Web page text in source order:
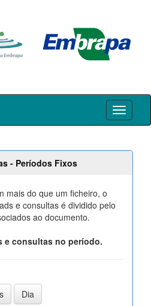
- Períodos Fixos
mais do que um ficheiro, o
e consultas é dividido pelo
ao documento.
e consultas no período.
Dia